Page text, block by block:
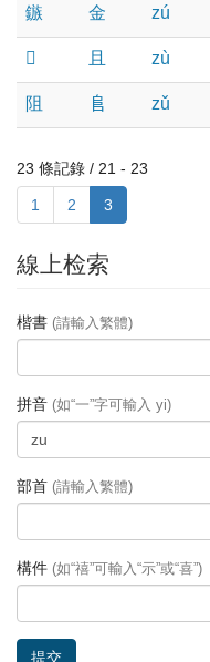
鏃 金 zú
𧇿 且 zù
阻 𨸏 zǔ
23 條記錄 / 21 - 23
1 2 3
線上检索
楷書 (請輸入繁體)
拼音 (如“一”字可輸入 yi)
部首 (請輸入繁體)
構件 (如“禧”可輸入“示”或“喜”)
提交